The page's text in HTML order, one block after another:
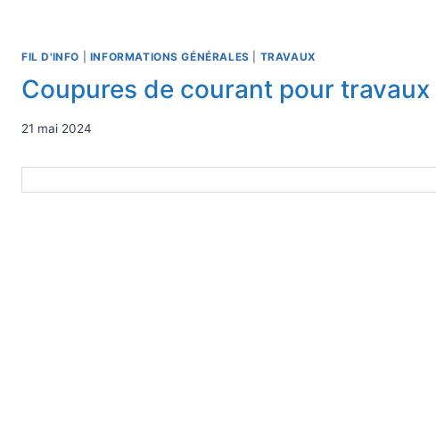
FIL D'INFO INFORMATIONS GÉNÉRALES TRAVAUX
Coupures de courant pour travaux
21 mai 2024